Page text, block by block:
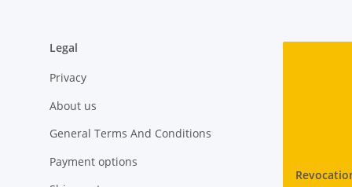
Legal
Privacy
About us
General Terms And Conditions
Payment options